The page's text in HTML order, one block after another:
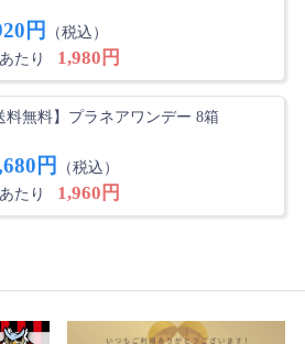
、ブヨブヨしてます。形状も形が
、装着がすごくしにくい。リピは
★ ★ ★★
オアシスを使ってましたが、価格
感が似ているものを探していまし
と思います！
円
（税込）
たり
1,980円
料無料】プラネアワンデー 8箱
円
（税込）
たり
1,960円